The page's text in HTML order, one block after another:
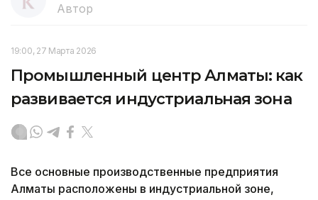
Автор
19:00, 27 Марта 2026
Промышленный центр Алматы: как
развивается индустриальная зона
Все основные производственные предприятия
Алматы расположены в индустриальной зоне,